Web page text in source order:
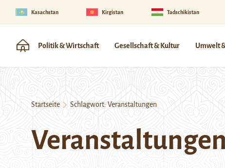
Kasachstan Kirgistan Tadschikistan
Politik & Wirtschaft Gesellschaft & Kultur Umwelt
Startseite Schlagwort: Veranstaltungen
Veranstaltungen